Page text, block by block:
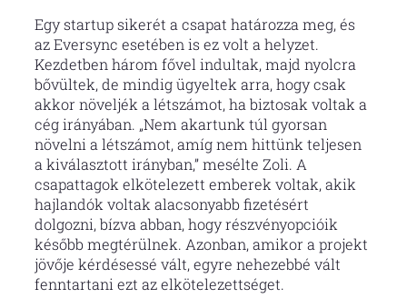
Egy startup sikerét a csapat határozza meg, és
az Eversync esetében is ez volt a helyzet.
Kezdetben három fővel indultak, majd nyolcra
bővültek, de mindig ügyeltek arra, hogy csak
akkor növeljék a létszámot, ha biztosak voltak a
cég irányában. „Nem akartunk túl gyorsan
növelni a létszámot, amíg nem hittünk teljesen
a kiválasztott irányban,” mesélte Zoli. A
csapattagok elkötelezett emberek voltak, akik
hajlandók voltak alacsonyabb fizetésért
dolgozni, bízva abban, hogy részvényopcióik
később megtérülnek. Azonban, amikor a projekt
jövője kérdésessé vált, egyre nehezebbé vált
fenntartani ezt az elkötelezettséget.